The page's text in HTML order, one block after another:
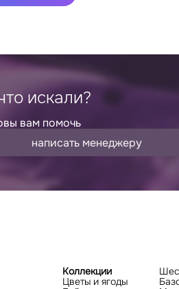
искали?
вам помочь
написать менеджеру
Коллекции
Цветы и ягоды